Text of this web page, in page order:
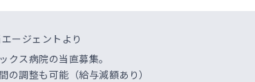
ージェントより
クス病院の当直募集。
の調整も可能（給与減額あり）